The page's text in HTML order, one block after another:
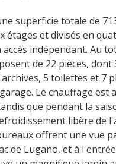
superficie totale de
étages et divisés en
accès indépendant. Au
de 22 pièces, dont
5 toilettes et 7
Le chauffage est
que pendant la
libère de
offrent une vue
de Lugano, et à